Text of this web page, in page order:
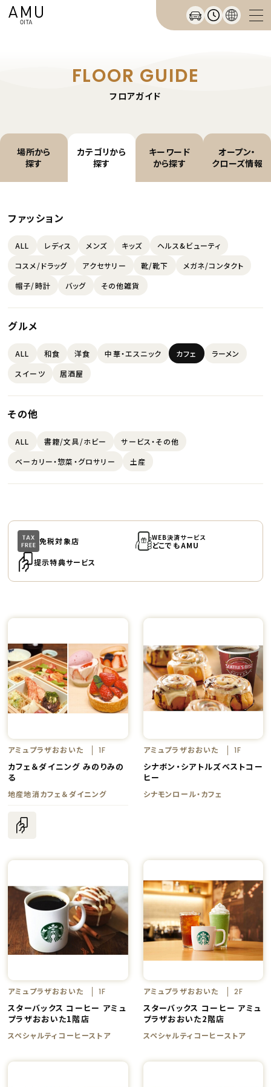
FLOOR GUIDE
フロアガイド
場所から
探す
カテゴリから
探す
キーワード
から探す
オープン・
クローズ情報
ファッション
ALL レディス メンズ キッズ
ヘルス&ビューティ
コスメ/ドラッグ
アクセサリー 靴/靴下
メガネ/コンタクト
帽子/時計
バッグ その他雑貨
グルメ
ALL 和食 洋食 中華・エスニック カフェ
ラーメン
スイーツ
居酒屋
その他
ALL 書籍/文具/ホビー
サービス・その他
ベーカリー・惣菜・グロサリー
土産
免税対象店 WEB決済サービス
どこでもAMU
提示特典サービス
アミュプラザおおいた 1F
カフェ＆ダイニング みのりみの
る
地産地消カフェ＆ダイニング
アミュプラザおおいた 1F
シナボン・シアトルズベストコー
ヒー
シナモンロール・カフェ
アミュプラザおおいた 1F
スターバックス コーヒー アミュ
プラザおおいた1階店
スペシャルティコーヒーストア
アミュプラザおおいた 2F
スターバックス コーヒー アミュ
プラザおおいた2階店
スペシャルティコーヒーストア